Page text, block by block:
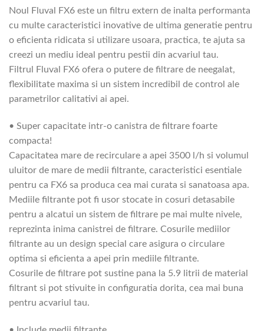
Noul Fluval FX6 este un filtru extern de inalta performanta
cu multe caracteristici inovative de ultima generatie pentru
o eficienta ridicata si utilizare usoara, practica, te ajuta sa
creezi un mediu ideal pentru pestii din acvariul tau.
Filtrul Fluval FX6 ofera o putere de filtrare de neegalat,
flexibilitate maxima si un sistem incredibil de control ale
parametrilor calitativi ai apei.
• Super capacitate intr-o canistra de filtrare foarte
compacta!
Capacitatea mare de recirculare a apei 3500 l/h si volumul
uluitor de mare de medii filtrante, caracteristici esentiale
pentru ca FX6 sa produca cea mai curata si sanatoasa apa.
Mediile filtrante pot fi usor stocate in cosuri detasabile
pentru a alcatui un sistem de filtrare pe mai multe nivele,
reprezinta inima canistrei de filtrare. Cosurile mediilor
filtrante au un design special care asigura o circulare
optima si eficienta a apei prin mediile filtrante.
Cosurile de filtrare pot sustine pana la 5.9 litrii de material
filtrant si pot stivuite in configuratia dorita, cea mai buna
pentru acvariul tau.